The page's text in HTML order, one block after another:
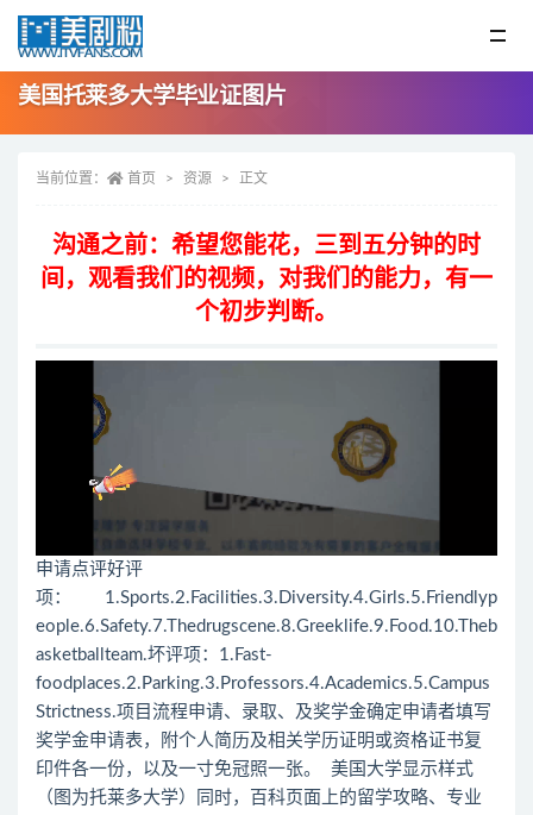
美国托莱多大学毕业证图片
当前位置： 首页 资源 正文
沟通之前：希望您能花，三到五分钟的时
间，观看我们的视频，对我们的能力，有一
个初步判断。
申请点评好评
项： 1.Sports.2.Facilities.3.Diversity.4.Girls.5.Friendlyp
eople.6.Safety.7.Thedrugscene.8.Greeklife.9.Food.10.Theb
asketballteam.坏评项：1.Fast-
foodplaces.2.Parking.3.Professors.4.Academics.5.Campus
Strictness.项目流程申请、录取、及奖学金确定申请者填写
奖学金申请表，附个人简历及相关学历证明或资格证书复
印件各一份，以及一寸免冠照一张。 美国大学显示样式
（图为托莱多大学）同时，百科页面上的留学攻略、专业